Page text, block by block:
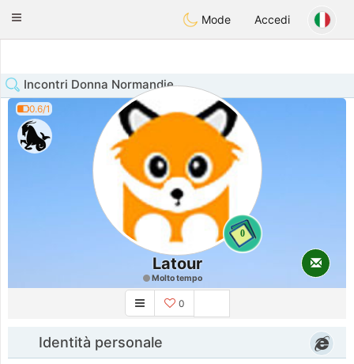
Animour
Toggle
Mode Accedi
Incontri Donna Normandie
0.6/1
0
Latour
Molto tempo
0
Identità personale